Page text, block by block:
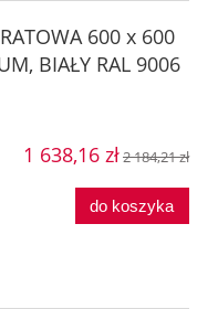
600 x 600
BIAŁY RAL 9006
1 638,16 zł2 184,21 zł
do koszyka